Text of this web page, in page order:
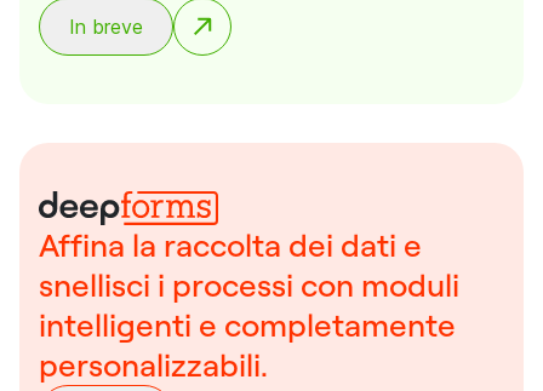
In breve
Affina la raccolta dei dati e
snellisci i processi con moduli
intelligenti e completamente
personalizzabili.